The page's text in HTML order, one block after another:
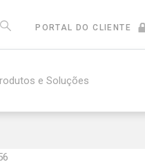
PORTAL DO CLIENTE
e Soluções